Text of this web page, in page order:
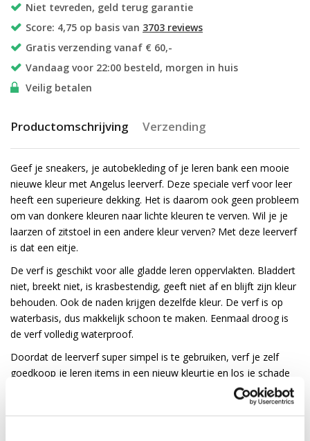
Niet tevreden, geld terug garantie
Score: 4,75 op basis van 3703 reviews
Gratis verzending vanaf € 60,-
Vandaag voor 22:00 besteld, morgen in huis
Veilig betalen
Productomschrijving
Geef je sneakers, je autobekleding of je leren bank een mooie
nieuwe kleur met Angelus leerverf. Deze speciale verf voor leer
heeft een superieure dekking. Het is daarom ook geen probleem
om van donkere kleuren naar lichte kleuren te verven. Wil je je
laarzen of zitstoel in een andere kleur verven? Met deze leerverf
is dat een eitje.
De verf is geschikt voor alle gladde leren oppervlakten. Bladdert
niet, breekt niet, is krasbestendig, geeft niet af en blijft zijn kleur
behouden. Ook de naden krijgen dezelfde kleur. De verf is op
waterbasis, dus makkelijk schoon te maken. Eenmaal droog is
de verf volledig waterproof.
Doordat de leerverf super simpel is te gebruiken, verf je zelf
goedkoop je leren items in een nieuw kleurtje en los je schade
Gebruiksadvies voor Angelus leerverf:
Verzending